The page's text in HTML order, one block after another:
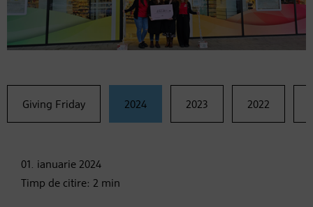
Giving Friday 2024 2023 2022
01. ianuarie 2024
Timp de citire: 2 min